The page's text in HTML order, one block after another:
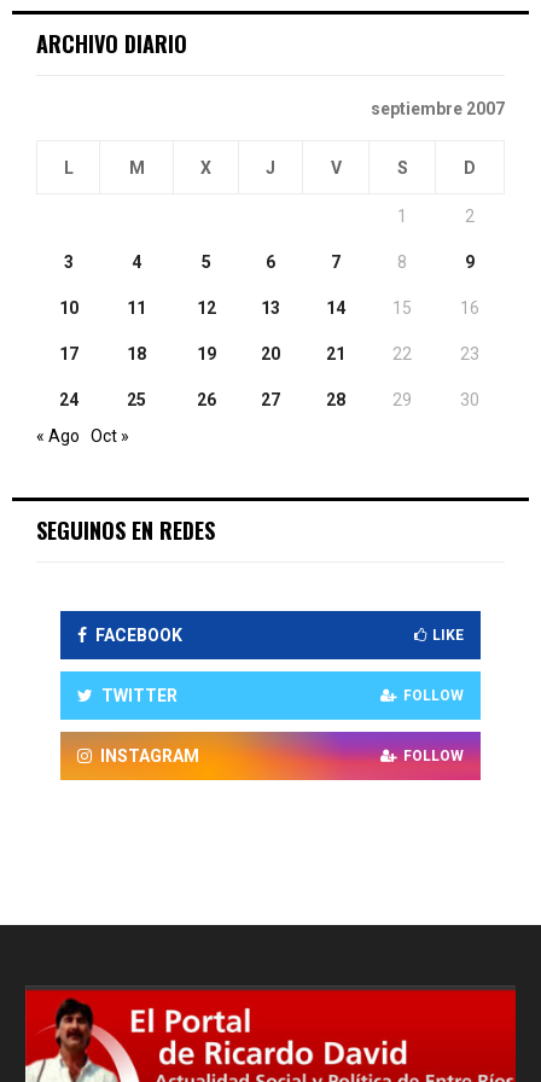
ARCHIVO DIARIO
septiembre 2007
L M X J V S D
1 2
3 4 5 6 7 8 9
10 11 12 13 14 15 16
17 18 19 20 21 22 23
24 25 26 27 28 29
30
« Ago
Oct »
SEGUINOS EN REDES
FACEBOOK LIKE
TWITTER FOLLOW
INSTAGRAM FOLLOW